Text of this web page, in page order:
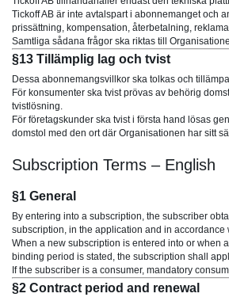
Tickoff AB är inte avtalspart i abonnemanget och
prissättning, kompensation, återbetalning,
Samtliga sådana frågor ska riktas till
§13 Tillämplig lag och tvist
Dessa abonnemangsvillkor ska tolkas och
För konsumenter ska tvist prövas av behörig
tvistlösning.
För företagskunder ska tvist i första hand lösas
domstol med den ort där Organisationen har sitt
Subscription Terms – English
§1 General
By entering into a subscription, the subscriber
subscription, in the application and in accordance
When a new subscription is entered into or when
binding period is stated, the subscription shall
If the subscriber is a consumer, mandatory
§2 Contract period and renewal